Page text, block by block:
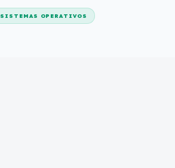
SISTEMAS OPERATIVOS